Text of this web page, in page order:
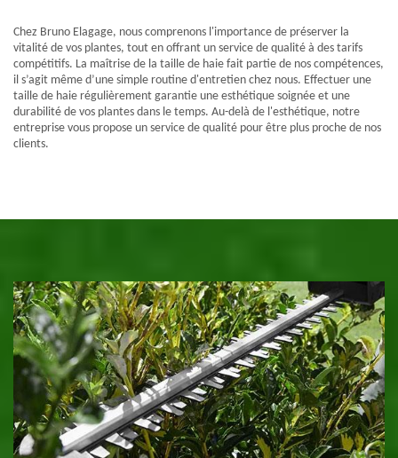
Chez Bruno Elagage, nous comprenons l'importance de préserver la
vitalité de vos plantes, tout en offrant un service de qualité à des tarifs
compétitifs. La maîtrise de la taille de haie fait partie de nos compétences,
il s’agit même d’une simple routine d'entretien chez nous. Effectuer une
taille de haie régulièrement garantie une esthétique soignée et une
durabilité de vos plantes dans le temps. Au-delà de l'esthétique, notre
entreprise vous propose un service de qualité pour être plus proche de nos
clients.